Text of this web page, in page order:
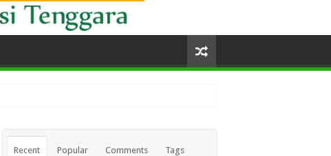
Recent Popular Comments Tags